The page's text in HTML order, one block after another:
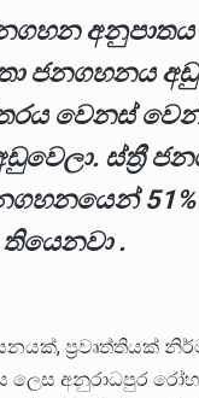
අනුපාතය
ජනගහනය
වෙනස්
ස්ත්‍රී
.
ප්‍රවෘත්තියක්
ලෙස අනුරාධපුර